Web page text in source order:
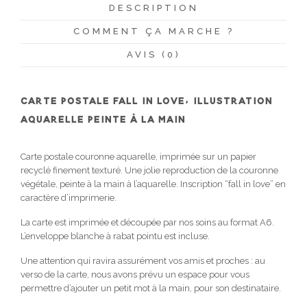
DESCRIPTION
COMMENT ÇA MARCHE ?
AVIS (0)
CARTE POSTALE FALL IN LOVE, ILLUSTRATION
AQUARELLE PEINTE À LA MAIN
Carte postale couronne aquarelle, imprimée sur un papier
recyclé finement texturé. Une jolie reproduction de la couronne
végétale, peinte à la main à l’aquarelle. Inscription “fall in love” en
caractère d’imprimerie.
La carte est imprimée et découpée par nos soins au format A6.
L’enveloppe blanche à rabat pointu est incluse.
Une attention qui ravira assurément vos amis et proches : au
verso de la carte, nous avons prévu un espace pour vous
permettre d’ajouter un petit mot à la main, pour son destinataire.